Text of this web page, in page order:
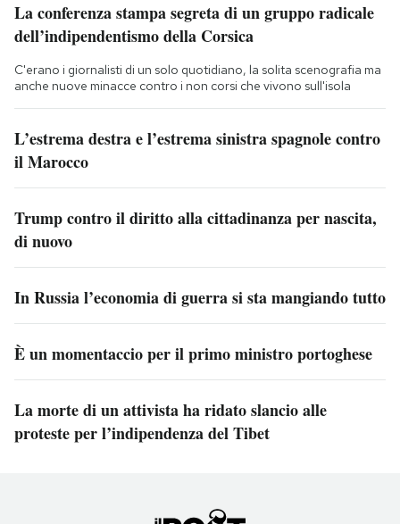
La conferenza stampa segreta di un gruppo radicale
dell’indipendentismo della Corsica
C'erano i giornalisti di un solo quotidiano, la solita scenografia ma
anche nuove minacce contro i non corsi che vivono sull'isola
L’estrema destra e l’estrema sinistra spagnole contro
il Marocco
Trump contro il diritto alla cittadinanza per nascita,
di nuovo
In Russia l’economia di guerra si sta mangiando tutto
È un momentaccio per il primo ministro portoghese
La morte di un attivista ha ridato slancio alle
proteste per l’indipendenza del Tibet